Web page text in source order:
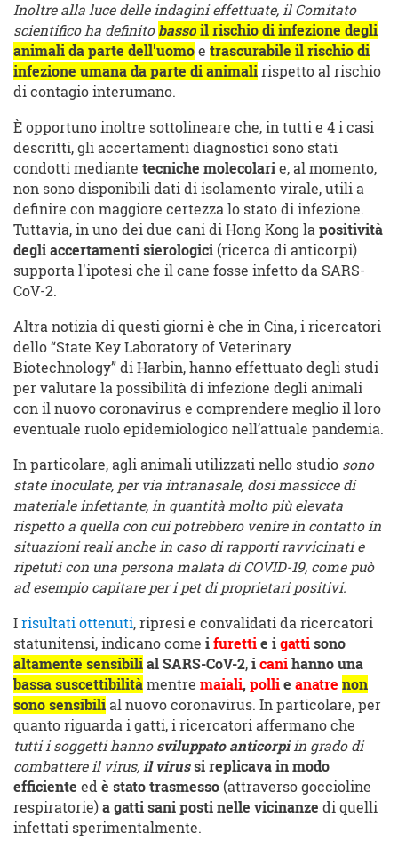
Inoltre alla luce delle indagini effettuate, il Comitato
scientifico ha definito basso il rischio di infezione degli
animali da parte dell'uomo e trascurabile il rischio di
infezione umana da parte di animali rispetto al rischio
di contagio interumano.
È opportuno inoltre sottolineare che, in tutti e 4 i casi
descritti, gli accertamenti diagnostici sono stati
condotti mediante tecniche molecolari e, al momento,
non sono disponibili dati di isolamento virale, utili a
definire con maggiore certezza lo stato di infezione.
Tuttavia, in uno dei due cani di Hong Kong la positività
degli accertamenti sierologici (ricerca di anticorpi)
supporta l'ipotesi che il cane fosse infetto da SARS-
CoV-2.
Altra notizia di questi giorni è che in Cina, i ricercatori
dello “State Key Laboratory of Veterinary
Biotechnology” di Harbin, hanno effettuato degli studi
per valutare la possibilità di infezione degli animali
con il nuovo coronavirus e comprendere meglio il loro
eventuale ruolo epidemiologico nell’attuale pandemia.
In particolare, agli animali utilizzati nello studio sono
state inoculate, per via intranasale, dosi massicce di
materiale infettante, in quantità molto più elevata
rispetto a quella con cui potrebbero venire in contatto in
situazioni reali anche in caso di rapporti ravvicinati e
ripetuti con una persona malata di COVID-19, come può
ad esempio capitare per i pet di proprietari positivi.
I risultati ottenuti, ripresi e convalidati da ricercatori
statunitensi, indicano come i furetti e i gatti sono
altamente sensibili al SARS-CoV-2, i cani hanno una
bassa suscettibilità mentre maiali, polli e anatre non
sono sensibili al nuovo coronavirus. In particolare, per
quanto riguarda i gatti, i ricercatori affermano che
tutti i soggetti hanno sviluppato anticorpiin grado di
combattere il virus, il virus si replicava in modo
efficiente ed è stato trasmesso (attraverso goccioline
respiratorie) a gatti sani posti nelle vicinanze di quelli
infettati sperimentalmente.